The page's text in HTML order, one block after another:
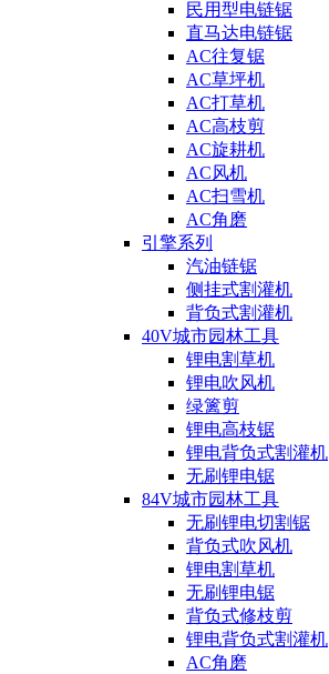
民用型电链锯
直马达电链锯
AC往复锯
AC草坪机
AC打草机
AC高枝剪
AC旋耕机
AC风机
AC扫雪机
AC角磨
引擎系列
汽油链锯
侧挂式割灌机
背负式割灌机
40V城市园林工具
锂电割草机
锂电吹风机
绿篱剪
锂电高枝锯
锂电背负式割灌机
无刷锂电锯
84V城市园林工具
无刷锂电切割锯
背负式吹风机
锂电割草机
无刷锂电锯
背负式修枝剪
锂电背负式割灌机
AC角磨